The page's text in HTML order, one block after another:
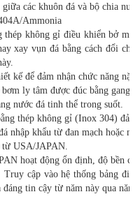
các khuôn đá và bộ chia nước
Ammonia
thép không gỉ điều khiển bở
xay vụn đá bằng cách đổi
kế để đảm nhận chức năng
ly tâm được đúc bằng
nước đá tinh thể trong suốt.
thép không gỉ (Inox 304) đảm
nhập khẩu từ đan mạch hoặc
USA/JAPAN.
hoạt động ổn định, độ bền
Truy cập vào hệ thống bảng
tin cậy từ năm này qua năm